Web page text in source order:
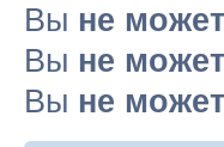
Вы не
Вы не
Вы не